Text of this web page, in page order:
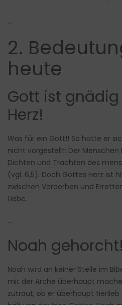
…
2.
heute
Gott ist
Herz!
Was für ein Gott!! So hatte er
nicht vorgestellt: Der Menschen
Dichten und Trachten des
(vgl. 6,5). Doch Gottes Herz ist
zwischen Verderben und
Liebe.
…
Noah gehorcht!
Noah wird an keiner Stelle im
mit der Arche überhaupt
zutraut, ob er überhaupt